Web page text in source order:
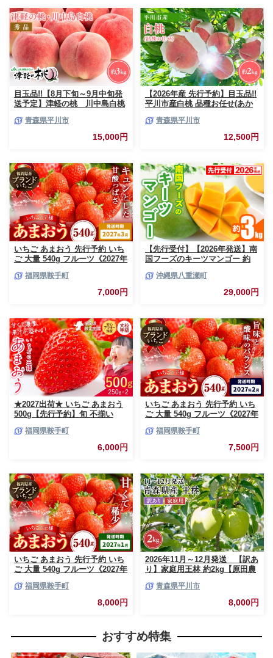
目玉品!!【8月下旬～9月中旬発
送予定】津軽の桃 川中島白桃
青森県平川市
15,000円
【2026年産 先行予約】目玉品!!
平川市産白桃 品種お任せ(あか
8玉)【今井農園】[hi-0064-003]
青森県平川市
12,500円
いちご あまおう 先行予約 いち
ご 大量 540g フルーツ《2027年
だもの 果物 福岡県 鞍手町【配
福岡県鞍手町
7,000円
【先行受付】【2026年発送】南
国フーズのキーツマンゴー 約
南国フルーツ 旬の味覚 沖縄県
産 国産マンゴー 希少種 オスス
沖縄県八重瀬町
29,000円
★2027出荷★ いちご あまおう
500g【先行予約】旬 不揃い
中旬-3月中旬頃出荷》福岡名産
品 果物 くだもの フルーツ いち
ご 苺 イチゴ【配送不可地域:離
福岡県鞍手町
6,000円
いちご あまおう 先行予約 いち
ご 大量 540g フルーツ《2027年
だもの 果物 福岡県 鞍手町【配
福岡県鞍手町
7,500円
いちご あまおう 先行予約 いち
ご 大量 540g フルーツ《2027年
だもの 果物 福岡県 鞍手町【配
福岡県鞍手町
8,000円
2026年11月～12月発送 【訳あ
り】家庭用王林 約2kg【原田農
りんご リンゴ 林檎 くだもの 果
青森県平川市
8,000円
おすすめ特集